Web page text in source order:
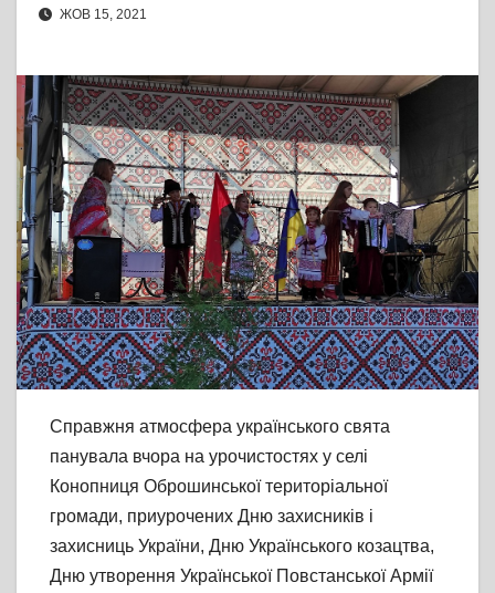
ЖОВ 15, 2021
Справжня атмосфера українського свята
панувала вчора на урочистостях у селі
Конопниця Оброшинської територіальної
громади, приурочених Дню захисників і
захисниць України, Дню Українського козацтва,
Дню утворення Української Повстанської Армії